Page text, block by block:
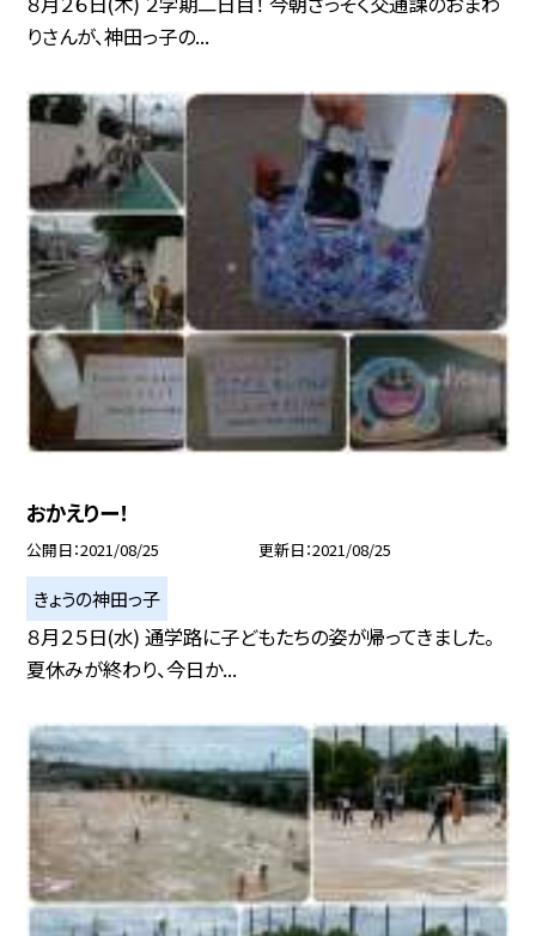
りさんが、神田っ子の...
おかえりー！
公開日 2021/08/25 更新日 2021/08/25
きょうの神田っ子
８月２５日(水) 通学路に子どもたちの姿が帰ってきました。
夏休みが終わり、今日か...